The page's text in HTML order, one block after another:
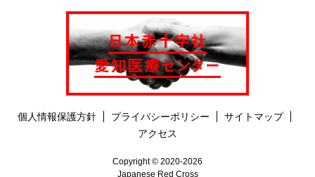
個人情報保護方針 プライバシーポリシー
サイトマップ
アクセス
Copyright © 2020-2026
Japanese Red Cross